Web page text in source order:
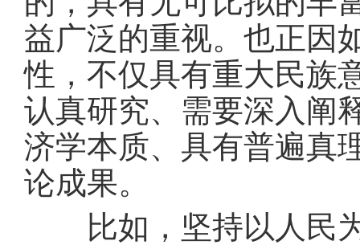
益广泛的重视。也正因
性，不仅具有重大民族
认真研究、需要深入阐
济学本质、具有普遍真
论成果。
比如，坚持以人民为